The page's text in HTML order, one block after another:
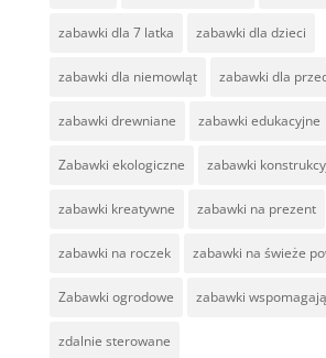
zabawki dla 7 latka zabawki dla dzieci
zabawki dla niemowląt zabawki dla
zabawki drewniane zabawki edukacyjne
Zabawki ekologiczne zabawki
zabawki kreatywne zabawki na prezent
zabawki na roczek zabawki na świeże
Zabawki ogrodowe zabawki
zdalnie sterowane